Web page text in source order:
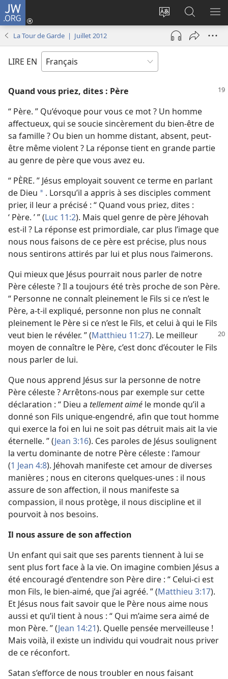
JW.ORG
Changer
langue
Se
connecter
(ouvre
nouvelle
sur
JW.ORG
La Tour de Garde | Juillet 2012
LIRE EN
Quand vous priez, dites : Père
“ Père. ” Qu’évoque pour vous ce mot ? Un homme
affectueux, qui se soucie sincèrement du bien-être de
sa famille ? Ou bien un homme distant, absent, peut-
être même violent ? La réponse tient en grande partie
au genre de père que vous avez eu.
“ PÈRE. ” Jésus employait souvent ce terme en parlant
de Dieu * . Lorsqu’il a appris à ses disciples comment
prier, il leur a précisé : “ Quand vous priez, dites :
‘ Père. ’ ” (Luc 11:2). Mais quel genre de père Jéhovah
est-​il ? La réponse est primordiale, car plus l’image que
nous nous faisons de ce père est précise, plus nous
nous sentirons attirés par lui et plus nous l’aimerons.
Qui mieux que Jésus pourrait nous parler de notre
Père céleste ? Il a toujours été très proche de son Père.
“ Personne ne connaît pleinement le Fils si ce n’est le
Père, a-​t-​il expliqué, personne non plus ne connaît
pleinement le Père si ce n’est le Fils, et celui à qui le Fils
veut bien le révéler. ” (Matthieu 11:27). Le meilleur
moyen de connaître le Père, c’est donc d’écouter le Fils
nous parler de lui.
Que nous apprend Jésus sur la personne de notre
Père céleste ? Arrêtons-​nous par exemple sur cette
déclaration : “ Dieu a tellement aimé le monde qu’il a
donné son Fils unique-engendré, afin que tout homme
qui exerce la foi en lui ne soit pas détruit mais ait la vie
éternelle. ” (Jean 3:16). Ces paroles de Jésus soulignent
la vertu dominante de notre Père céleste : l’amour
(1 Jean 4:8). Jéhovah manifeste cet amour de diverses
manières ; nous en citerons quelques-unes : il nous
assure de son affection, il nous manifeste sa
compassion, il nous protège, il nous discipline et il
pourvoit à nos besoins.
Il nous assure de son affection
Un enfant qui sait que ses parents tiennent à lui se
sent plus fort face à la vie. On imagine combien Jésus a
été encouragé d’entendre son Père dire : “ Celui-ci est
mon Fils, le bien-aimé, que j’ai agréé. ” (Matthieu 3:17).
Et Jésus nous fait savoir que le Père nous aime nous
aussi et qu’il tient à nous : “ Qui m’aime sera aimé de
mon Père. ” (Jean 14:21). Quelle pensée merveilleuse !
Mais voilà, il existe un individu qui voudrait nous priver
de ce réconfort.
Satan s’efforce de nous troubler en nous faisant